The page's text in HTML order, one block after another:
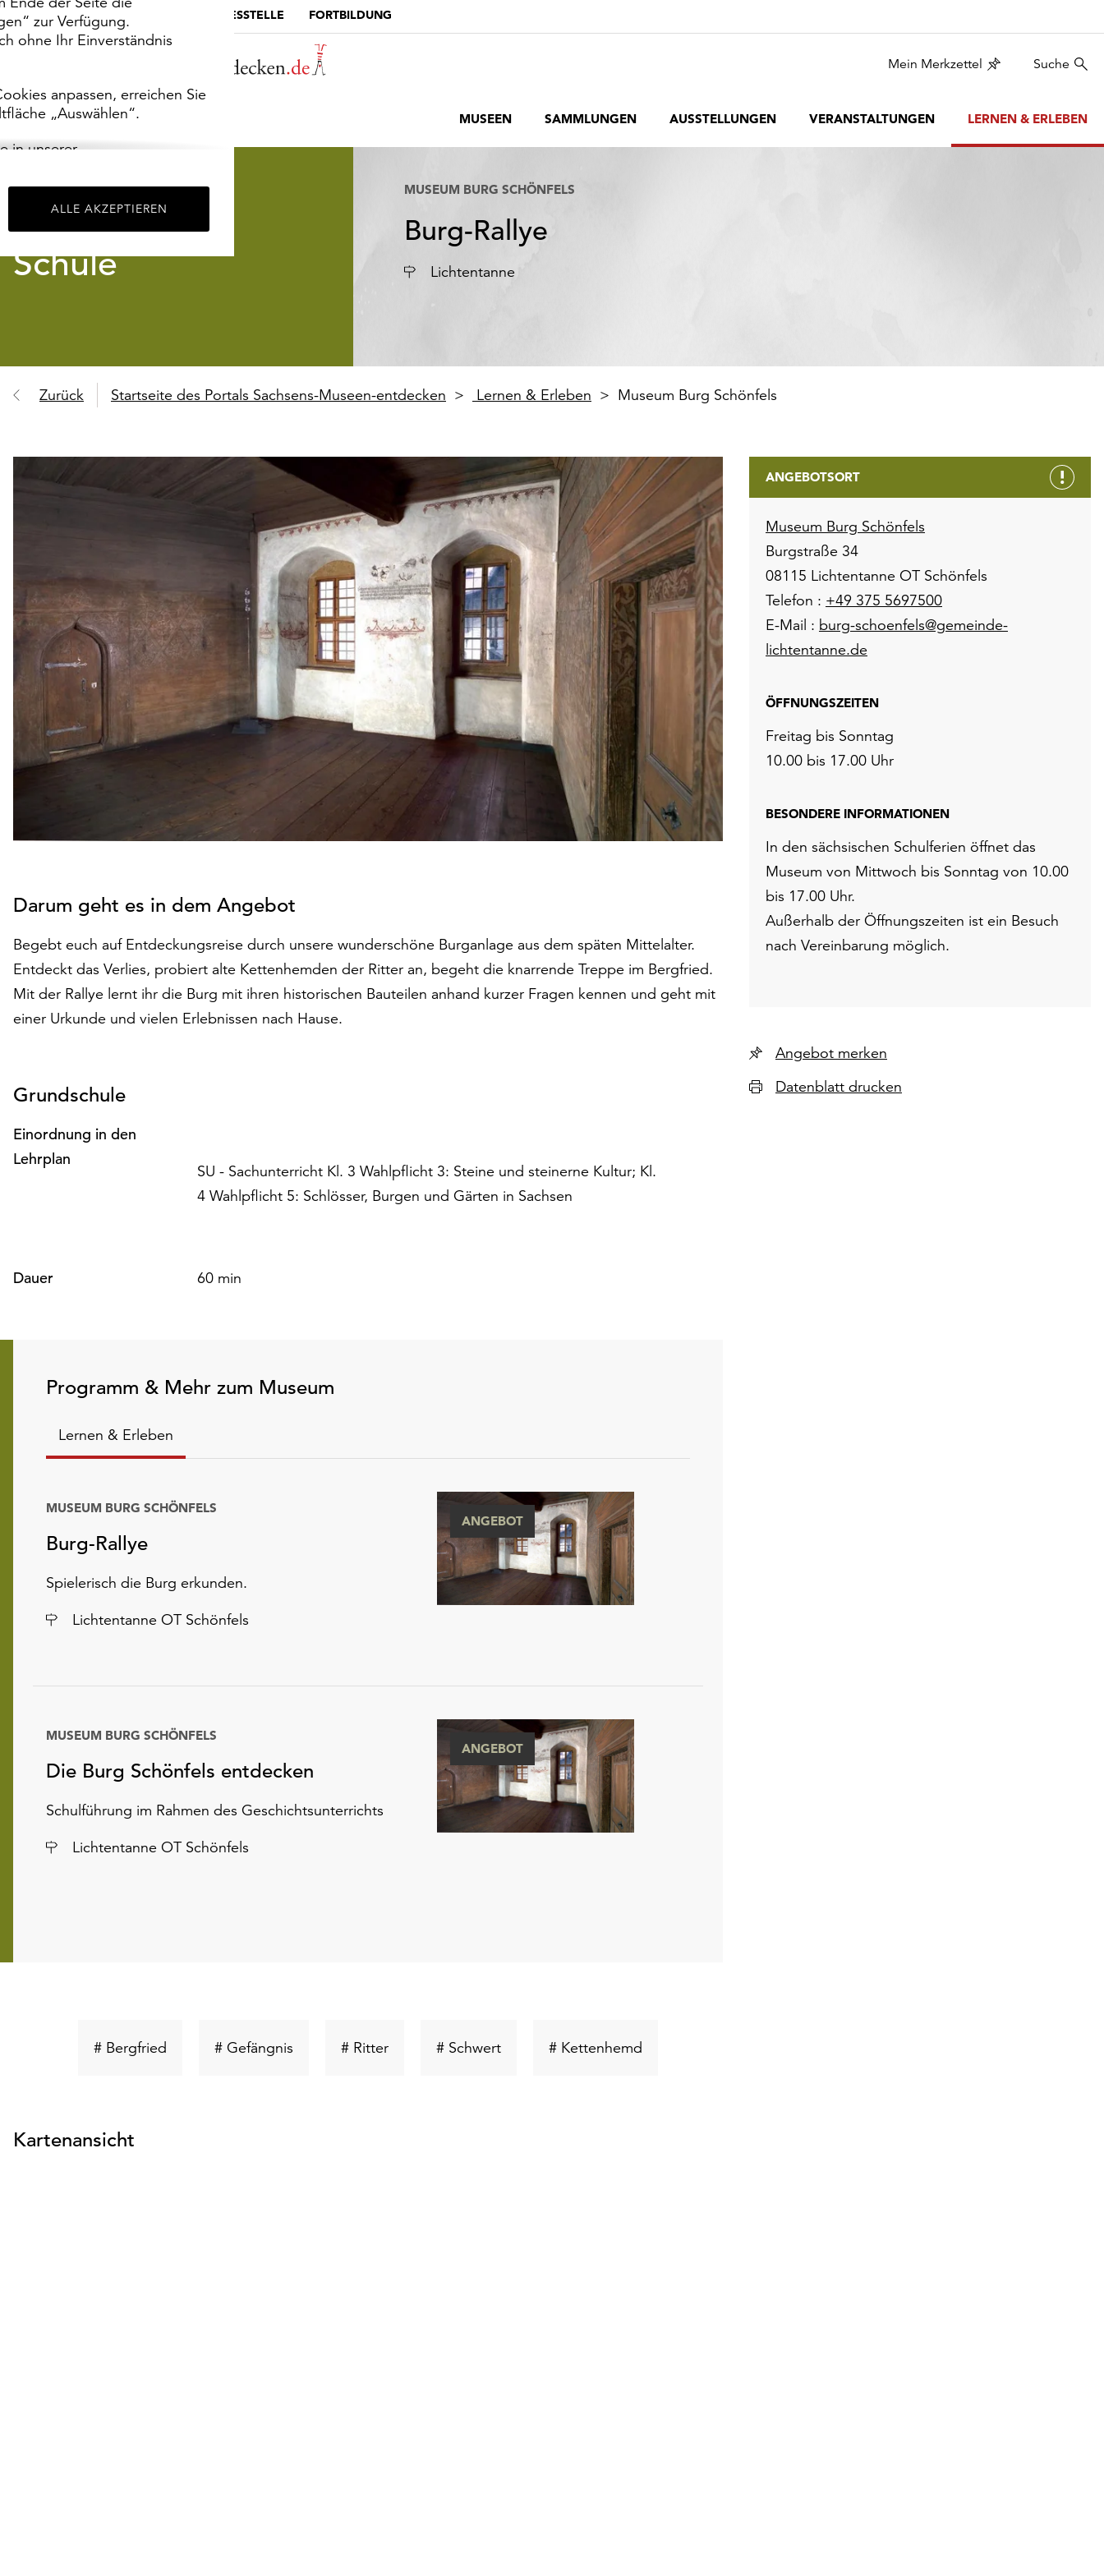
zur Verfügung.
ohne Ihr Einverständnis
anpassen, erreichen Sie
„Auswählen“.
in unserer
ALLE AKZEPTIEREN
MUSEUMSPORTAL DIE LANDESSTELLE FORTBILDUNG
Mein Merkzettel Suche
MUSEEN SAMMLUNGEN AUSSTELLUNGEN VERANSTALTUNGEN LERNEN & ERLEBEN
Schule
MUSEUM BURG SCHÖNFELS
Burg-Rallye
Ort Lichtentanne
Zurück Startseite des Portals Sachsens-Museen-entdecken Lernen & Erleben Museum Burg Schönfels
Darum geht es in dem Angebot
Begebt euch auf Entdeckungsreise durch unsere wunderschöne Burganlage aus dem späten Mittelalter.
Entdeckt das Verlies, probiert alte Kettenhemden der Ritter an, begeht die knarrende Treppe im Bergfried.
Mit der Rallye lernt ihr die Burg mit ihren historischen Bauteilen anhand kurzer Fragen kennen und geht mit
einer Urkunde und vielen Erlebnissen nach Hause.
Grundschule
Einordnung in den
Lehrplan
SU - Sachunterricht Kl. 3 Wahlpflicht 3: Steine und steinerne Kultur; Kl.
4 Wahlpflicht 5: Schlösser, Burgen und Gärten in Sachsen
Dauer 60 min
Programm & Mehr zum Museum
Lernen & Erleben
Burg-Rallye
MUSEUM BURG SCHÖNFELS
Spielerisch die Burg erkunden.
Ort
Lichtentanne OT Schönfels
ANGEBOT
Die Burg Schönfels entdecken
MUSEUM BURG SCHÖNFELS
Schulführung im Rahmen des Geschichtsunterrichts
Ort
Lichtentanne OT Schönfels
ANGEBOT
# Bergfried Schlüsselwort
# Gefängnis Schlüsselwort
# RitterSchlüsselwort
# SchwertSchlüsselwort# Kettenhemd
Kartenansicht
ANGEBOTSORT
Museum Burg Schönfels
Burgstraße 34
08115 Lichtentanne OT Schönfels
Telefon : +49 375 5697500
E-Mail : burg-schoenfels@gemeinde-
lichtentanne.de
ÖFFNUNGSZEITEN
Freitag bis Sonntag
10.00 bis 17.00 Uhr
BESONDERE INFORMATIONEN
In den sächsischen Schulferien öffnet das
Museum von Mittwoch bis Sonntag von 10.00
bis 17.00 Uhr.
Außerhalb der Öffnungszeiten ist ein Besuch
nach Vereinbarung möglich.
Angebot merken
Datenblatt drucken